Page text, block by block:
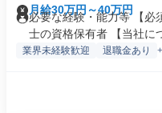
月給30万円～40万円
必要な経験・能力等 【必
士の資格保有者 【当社に
業界未経験歓迎 退職金あり